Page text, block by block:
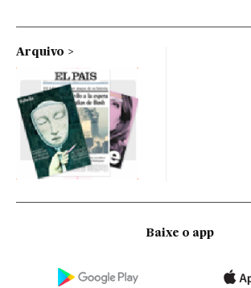
Arquivo
Baixe o app